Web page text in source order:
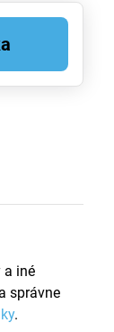
a iné
správne
.